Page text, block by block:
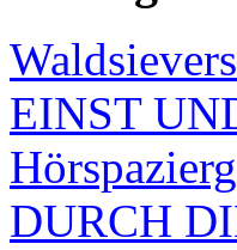
EINST
DURCH